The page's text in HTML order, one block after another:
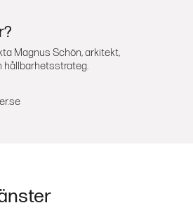
Magnus Schön, arkitekt,
hållbarhetsstrateg.